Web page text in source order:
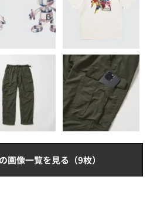
画像一覧を見る（9枚）